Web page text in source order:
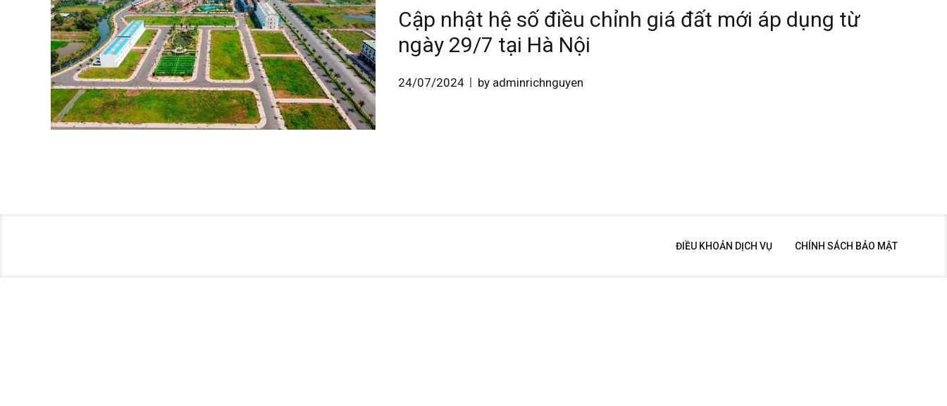
Cập nhật hệ số điều chỉnh giá đất mới áp dụng từ
ngày 29/7 tại Hà Nội
24/07/2024 by adminrichnguyen
ĐIỀU KHOẢN DỊCH VỤ CHÍNH SÁCH BẢO MẬT